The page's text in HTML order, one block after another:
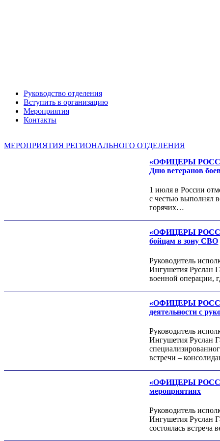
Руководство отделения
Вступить в организацию
Мероприятия
Контакты
МЕРОПРИЯТИЯ РЕГИОНАЛЬНОГО ОТДЕЛЕНИЯ
«ОФИЦЕРЫ
Дню ветеранов
1 июля в России
с честью выполнял
горячих…
«ОФИЦЕРЫ
бойцам в зону СВО
Руководитель
Ингушетия Руслан
военной операции,
«ОФИЦЕРЫ
деятельности с
Руководитель
Ингушетия Руслан
встречи –
«ОФИЦЕРЫ
мероприятиях
Руководитель
Ингушетия Руслан
состоялась встреча
Александр ЯНЕВСКИЙ